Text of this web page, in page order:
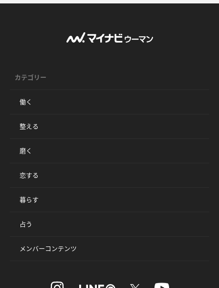
カテゴリー
働く
整える
磨く
恋する
暮らす
占う
メンバーコンテンツ